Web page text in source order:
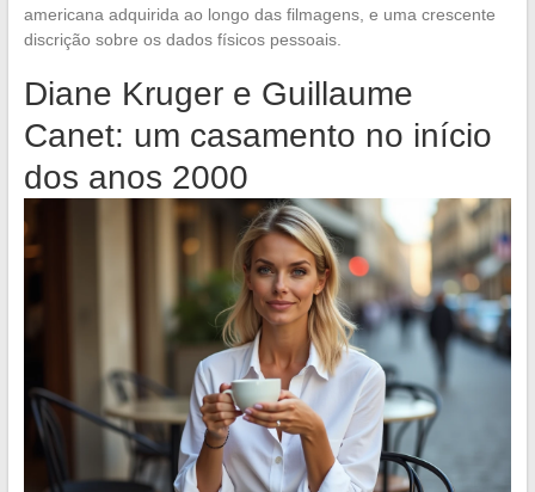
americana adquirida ao longo das filmagens, e uma crescente
discrição sobre os dados físicos pessoais.
Diane Kruger e Guillaume
Canet: um casamento no início
dos anos 2000